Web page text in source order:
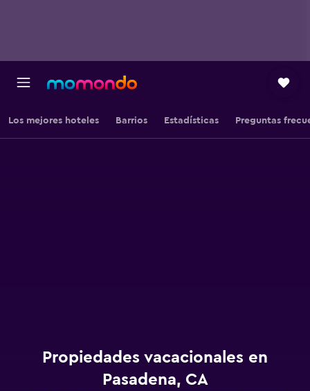
Los mejores hoteles Barrios Estadísticas Preguntas
Propiedades vacacionales en
Pasadena, CA